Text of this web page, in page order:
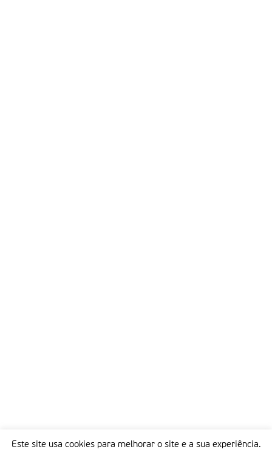
Este site usa cookies para melhorar o site e a sua experiência.